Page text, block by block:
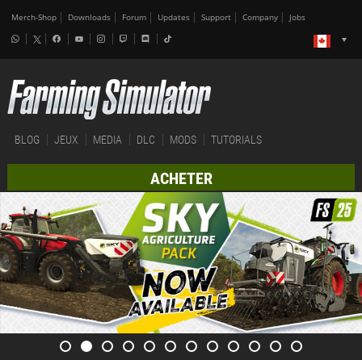
Merch-Shop Downloads Forum Updates Support Company Jobs
BLOG JEUX MEDIA DLC MODS TUTORIALS
ACHETER